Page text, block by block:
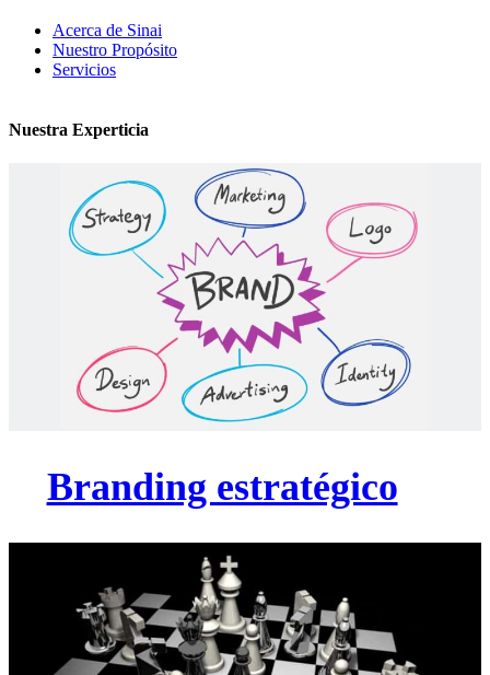
Acerca de Sinai
Nuestro Propósito
Servicios
Nuestra Experticia
Branding estratégico